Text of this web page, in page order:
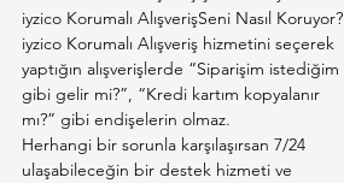
iyzico Korumalı AlışverişSeni Nasıl Koruyor?
iyzico Korumalı Alışveriş hizmetini seçerek
yaptığın alışverişlerde “Siparişim istediğim
gibi gelir mi?”, “Kredi kartım kopyalanır
mı?” gibi endişelerin olmaz.
Herhangi bir sorunla karşılaşırsan 7/24
ulaşabileceğin bir destek hizmeti ve